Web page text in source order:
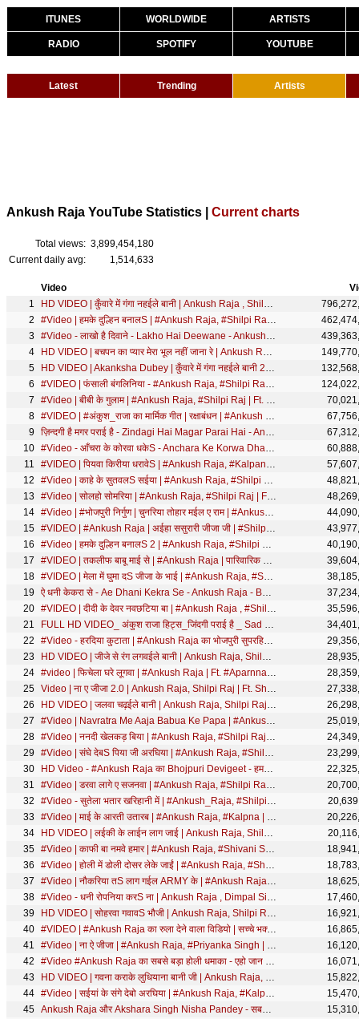
ITUNES WORLDWIDE ARTISTS
RADIO SPOTIFY YOUTUBE
Latest Trending Artists
Ankush Raja YouTube Statistics | Current charts
Total views: 3,899,454,180
Current daily avg:
1,514,633
Video
HD VIDEO | कुँवारे में गंगा नहईले बानी | Ankush Raja , Shilpi Raj | Bhojpuri Song 2021
#Video | हमके दुल्हिन बनालS | #Ankush Raja, #Shilpi Raj | #Pallavi Giri | Bhojpuri Hit Song
#Video - लाखो है दिवाने - Lakho Hai Deewane - Ankush Raja - Hindi Songs 2019 New
HD VIDEO | बचपन का प्यार मेरा भूल नहीं जाना रे | Ankush Raja, Neha Raj | Bhojpuri Hit Song 2021
HD VIDEO | Akanksha Dubey | कुँवारे में गंगा नहईले बानी 2 | Ankush Raja, Shilpi Raj | Bhojpuri Song
#VIDEO | फंसाली बंगलिनिया - #Ankush Raja, #Shilpi Raj - Fansali Bangliniya - Bhojpuri Hit Song 2021
#Video | बीबी के गुलाम | #Ankush Raja, #Shilpi Raj | Ft. Shilpi Raghwani | Bhojpuri Song 2022
#VIDEO | #अंकुश_राजा का मार्मिक गीत | रक्षाबंधन | #Ankush Raja, #Priyanka Singh & Deepa Bharti
ज़िन्दगी है मगर पराई है - Zindagi Hai Magar Parai Hai - Ankush Raja - Hindi Sad Songs 2018
#Video - आँचरा के कोरवा धकेS - Anchara Ke Korwa Dhake - Ankush Raja - Bhojpuri Songs 2019 New
#VIDEO | पियवा किरीया धरावेS | #Ankush Raja, #Kalpana | Ft. #Ritu Singh | Bhojpuri Hit Song 2022
#Video | काहे के सुतवलS सईया | #Ankush Raja, #Shilpi Raj | #अंकुश राजा, #शिल्पी राज | Bhojpuri Song
#Video | सोलहो सोमरिया | #Ankush Raja, #Shilpi Raj | Ft. #Pallavi Singh | Bhojpuri Bolbam Song 2022
#Video | #भोजपुरी निर्गुण | चुनरिया तोहार मईल ए राम | #Ankush Raja, Pamela Jain | Bhojpuri Nirgun
#VIDEO | #Ankush Raja | अईहा ससुरारी जीजा जी | #Shilpi Raj | #Shilpi Raghwani | Bhojpuri Chhath Geet
#Video | हमके दुल्हिन बनालS 2 | #Ankush Raja, #Shilpi Raj | #Shilpi Raghwani | Bhojpuri Hit Song
#VIDEO | तकलीफ बाबू माई से | #Ankush Raja | पारिवारिक लोकगीत | Bhojpuri Song 2021
#VIDEO | मेला में घुमा दS जीजा के भाई | #Ankush Raja, #Shilpi Raj | Bhojpuri Devi Geet 2021
ऐ धनी केकरा से - Ae Dhani Kekra Se - Ankush Raja - Bhojpuri Songs 2020 New
#VIDEO | दीदी के देवर नवछटिया बा | #Ankush Raja , #Shilpi Raj | Didi Ke Devar | Bhojpuri Holi Song
FULL HD VIDEO_ अंकुश राजा हिट्स_जिंदगी पराई है _ Sad Song Zindgi Parai Hai
#Video - हरदिया कुटाता | #Ankush Raja का भोजपुरी सुपरहिट गाना | Hardiya Kutata | Bhojpuri Song 2020
HD VIDEO | जीजे से रंग लगवईले बानी | Ankush Raja, Shilpi Raj | होली गीत | Bhojpuri Holi Song 2021
#video | फिचेला घरे लूगवा | #Ankush Raja | Ft. #Aparnna Malik | Bhojpuri New Song 2025
Video | ना ए जीजा 2.0 | Ankush Raja, Shilpi Raj | Ft. Shilpi Raghwani | Bhojpuri Holi Song New 2024
HD VIDEO | जलवा चढ़ईले बानी | Ankush Raja, Shilpi Raj | Jalwa Chadaile Bani | Bhojpuri Bolbam Song
#Video | Navratra Me Aaja Babua Ke Papa | #Ankush Raja, #Shilpi Raj | Bhojpuri Navratri Songs
#Video | ननदी खेलकड़ बिया | #Ankush Raja, #Shilpi Raj | Nanadi Khelakad Biya | Bhojpuri Hit Song
#Video | संघे देबS पिया जी अरघिया | #Ankush Raja, #Shilpi Raj | #छठ गीत | Bhojpuri Chhath Song
HD Video - #Ankush Raja का Bhojpuri Devigeet - हमरा अंगनवा मईया - Humra Anganawa Maiya
#Video | डरवा लागे ए सजनवा | #Ankush Raja, #Shilpi Raj | #Jyoti Singh | Bhojpuri New Song
#Video - सुतेला भतार खरिहानी में | #Ankush_Raja, #Shilpi_Raj | #भोजपुरी_चईता | Bhojpuri Song 2021
#Video | माई के आरती उतारब | #Ankush Raja, #Kalpna | #देवी गीत | Bhojpuri Navratri Song
HD VIDEO | लईकी के लाईन लाग जाई | Ankush Raja, Shilpi Raj | Bhojpuri Hit Song 2021
#Video | काफी बा नमवे हमार | #Ankush Raja, #Shivani Singh | Kafi Ba Namave Hamar| Bhojpuri Song
#Video | होली में डोली दोसर लेके जाईं | #Ankush Raja, #Shilpi Raj | Bhojpuri Holi Song 2022
#Video | नौकरिया तS लाग गईल ARMY के | #Ankush Raja, #Shivani Singh | #Shilpi R | Bhojpuri Hit Song
#Video - धनी रोपनिया करS ना | Ankush Raja , Dimpal Singh | Dhani Ropniya Kara Na | Bhojpuri Song
HD VIDEO | सोहरवा गवावS भौजी | Ankush Raja, Shilpi Raj | शिव जी को समर्पित सोहर गीत | Bhojpuri Song
#VIDEO | #Ankush Raja का रुला देने वाला विडियो | सच्चे भक्त की कहानी | Devi Geet 2020
#Video | ना ऐ जीजा | #Ankush Raja, #Priyanka Singh | Ft #Shilpi Raghwani | Bhojpuri Holi Song 2023
#Video #Ankush Raja का सबसे बड़ा होली धमाका - एहो जान SORRY SORRY - Bhojpuri Holi Song 2020
HD VIDEO | गवना कराके लुधियाना बानी जी | Ankush Raja, Shilpi Raj | Bhojpuri Hit Song 2021
#Video | सईयां के संगे देबो अरघिया | #Ankush Raja, #Kalpna | #छठ गीत | Bhojpuri Chhath Song
Ankush Raja और Akshara Singh Nisha Pandey - सबसे हिट्स लाइव शो Live Show Tarachandi Dham